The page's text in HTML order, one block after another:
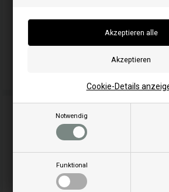
Notwendig
Funktional
Cookie-Details